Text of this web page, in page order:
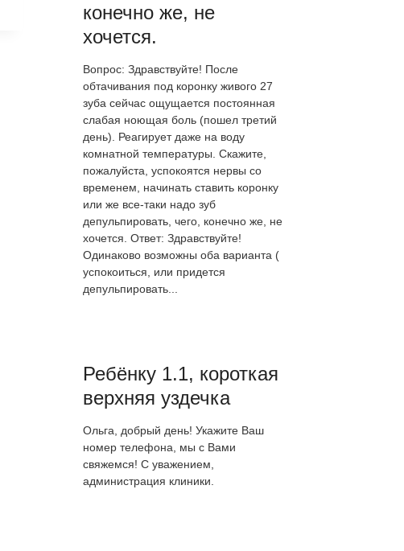
конечно же, не
хочется.
Вопрос: Здравствуйте! После
обтачивания под коронку живого 27
зуба сейчас ощущается постоянная
слабая ноющая боль (пошел третий
день). Реагирует даже на воду
комнатной температуры. Скажите,
пожалуйста, успокоятся нервы со
временем, начинать ставить коронку
или же все-таки надо зуб
депульпировать, чего, конечно же, не
хочется. Ответ: Здравствуйте!
Одинаково возможны оба варианта (
успокоиться, или придется
депульпировать...
Ребёнку 1.1, короткая
верхняя уздечка
Ольга, добрый день! Укажите Ваш
номер телефона, мы с Вами
свяжемся! С уважением,
администрация клиники.